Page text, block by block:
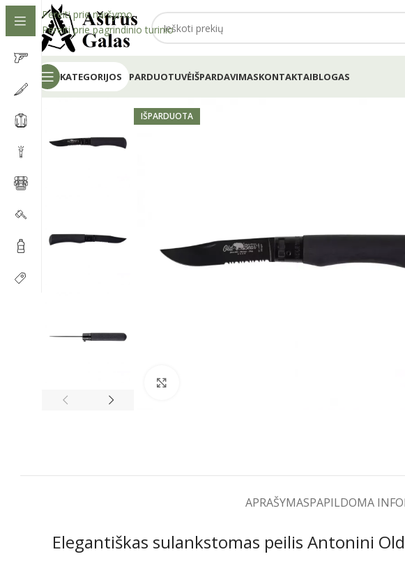
Pereiti prie naršymo
Pereiti prie pagrindinio turinio
KATEGORIJOS PARDUOTUVĖIŠPARDAVIMASKONTAKTAIBLOGAS
IŠPARDUOTA
APRAŠYMASPAPILDOMA
Elegantiškas sulankstomas peilis Antonini